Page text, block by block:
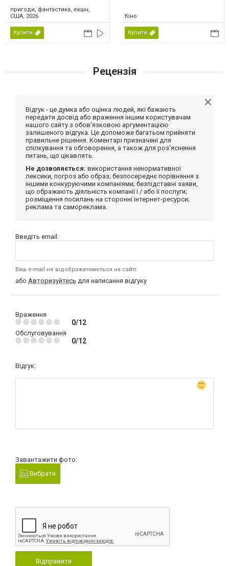
пригоди, фантастика, екшн,
США, 2026
Купити
Кіно
Купити
Рецензія
Відгук - це думка або оцінка людей, які бажають
передати досвід або враження іншим користувачам
нашого сайту з обов'язковою аргументацією
залишеного відгука. Це допоможе багатьом прийняти
правильне рішення. Коментарі призначені для
спілкування та обговорення, а також для роз'яснення
питань, що цікавлять.
Не дозволяється: використання ненормативної
лексики, погроз або образ; безпосереднє порівняння з
іншими конкуруючими компаніями; безпідставні заяви,
що ображають діяльність компанії і / або її послуги;
розміщення посилань на сторонні інтернет-ресурси;
реклама та самореклама.
Введіть email:
Ваш e-mail не відображатиметься на сайті
або Авторизуйтесь для написання відгуку
Враження
0/12
Обслуговування
0/12
Відгук:
Завантажити фото:
Вибрати
Відправити